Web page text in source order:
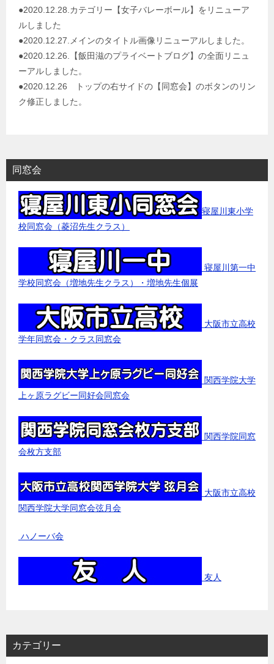
●2020.12.28.カテゴリー【女子バレーボール】をリニューア
ルしました
●2020.12.27.メインのタイトル画像リニューアルしました。
●2020.12.26.【飯田滋のプライベートブログ】の全面リニュ
ーアルしました。
●2020.12.26 トップの右サイドの【同窓会】のボタンのリン
ク修正しました。
同窓会
寝屋川東小学
校同窓会（菱沼先生クラス）
寝屋川第一中
学校同窓会（増地先生クラス）・増地先生個展
大阪市立高校
学年同窓会・クラス同窓会
関西学院大学
上ヶ原ラグビー同好会同窓会
関西学院同窓
会枚方支部
大阪市立高校
関西学院大学同窓会弦月会
ハノーバ会
友人
カテゴリー